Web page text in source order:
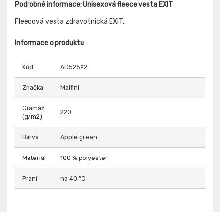
Podrobné informace: Unisexová fleece vesta EXIT
Fleecová vesta zdravotnická EXIT.
Informace o produktu
Kód AD52592
Značka Malfini
Gramáž
(g/m2)
220
Barva Apple green
Materiál 100 % polyester
Praní na 40 °C